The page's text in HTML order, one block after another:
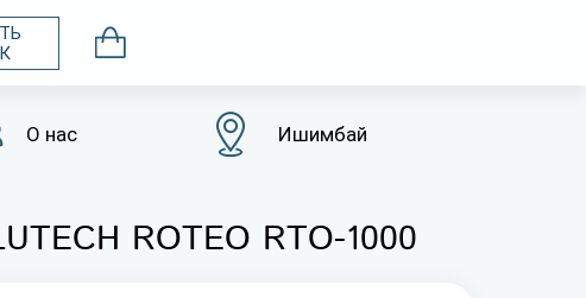
О нас Ишимбай
ROTEO RTО-1000